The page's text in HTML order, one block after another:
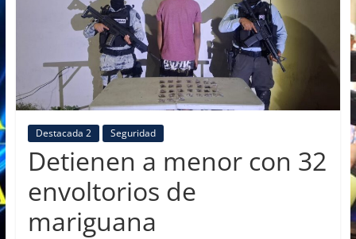
Destacada 2 Seguridad
Detienen a menor con 32
envoltorios de
mariguana